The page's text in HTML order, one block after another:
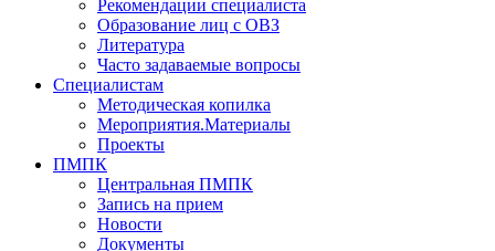
Рекомендации специалиста
Образование лиц с ОВЗ
Литература
Часто задаваемые вопросы
Специалистам
Методическая копилка
Мероприятия.Материалы
Проекты
ПМПК
Центральная ПМПК
Запись на прием
Новости
Документы